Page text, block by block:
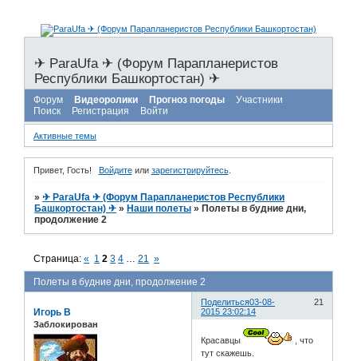
✈ ParaUfa ✈ (Форум Парапланеристов
Республики Башкортостан) ✈
Форум Видеоролики Прогноз погоды
Участники
Поиск
Регистрация Войти
Активные темы
Привет, Гость! Войдитеили зарегистрируйтесь.
»✈ ParaUfa ✈ (Форум Парапланеристов Республики
Башкортостан) ✈ » Наши полеты » Полеты в будние дни,
продолжение 2
Полеты в будние дни, продолжение 2
Страница:« 1 2 3 4 21 »
Поделиться 21
03-08-
2015 23:02:14
Игорь В
Заблокирован
Красавцы
, что
тут скажешь.